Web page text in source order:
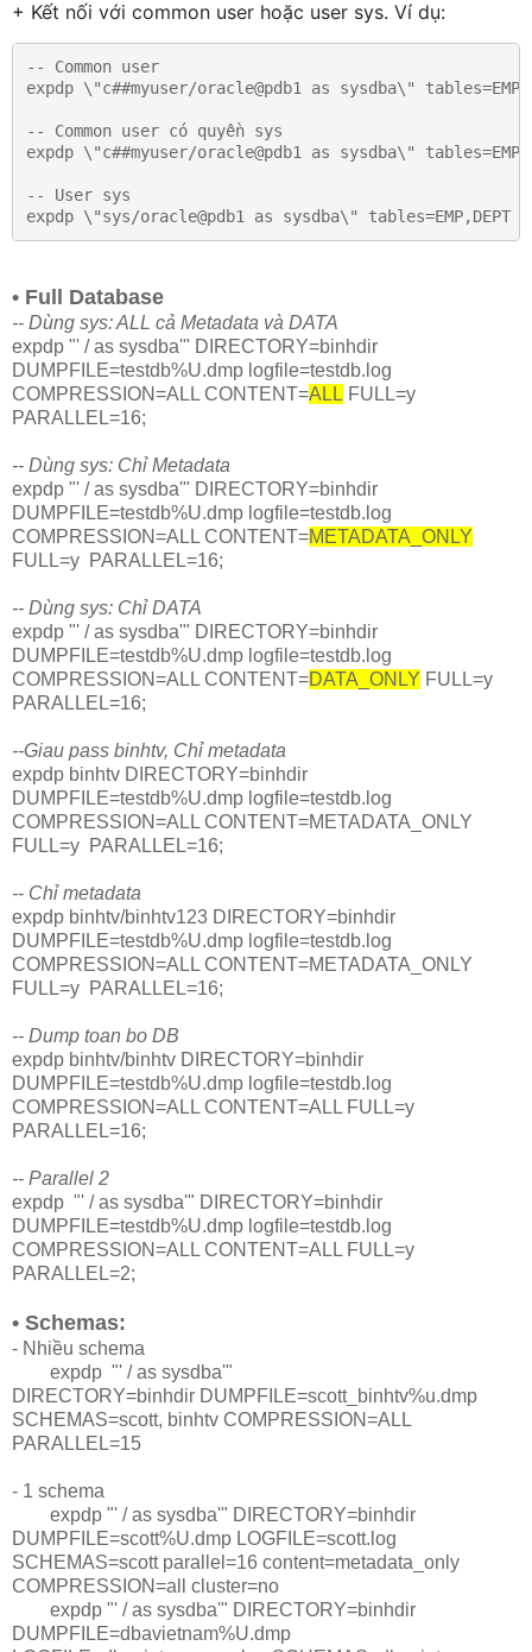
+ Kết nối với common user hoặc user sys. Ví dụ:
-- Common user
expdp \"c##myuser/oracle@pdb1 as sysdba\"
-- Common user có quyền sys
expdp \"c##myuser/oracle@pdb1 as sysdba\"
-- User sys
expdp \"sys/oracle@pdb1 as sysdba\" tables=EMP,DEPT
• Full Database
-- Dùng sys: ALL cả Metadata và DATA
expdp "' / as sysdba'" DIRECTORY=binhdir
DUMPFILE=testdb%U.dmp logfile=testdb.log
COMPRESSION=ALL CONTENT=ALL FULL=y
PARALLEL=16;
-- Dùng sys: Chỉ Metadata
expdp "' / as sysdba'" DIRECTORY=binhdir
DUMPFILE=testdb%U.dmp logfile=testdb.log
COMPRESSION=ALL CONTENT=METADATA_ONLY
FULL=y PARALLEL=16;
-- Dùng sys: Chỉ DATA
expdp "' / as sysdba'" DIRECTORY=binhdir
DUMPFILE=testdb%U.dmp logfile=testdb.log
COMPRESSION=ALL CONTENT=DATA_ONLY FULL=y
PARALLEL=16;
--Giau pass binhtv, Chỉ metadata
expdp binhtv DIRECTORY=binhdir
DUMPFILE=testdb%U.dmp logfile=testdb.log
COMPRESSION=ALL CONTENT=METADATA_ONLY
FULL=y PARALLEL=16;
-- Chỉ metadata
expdp binhtv/binhtv123 DIRECTORY=binhdir
DUMPFILE=testdb%U.dmp logfile=testdb.log
COMPRESSION=ALL CONTENT=METADATA_ONLY
FULL=y PARALLEL=16;
-- Dump toan bo DB
expdp binhtv/binhtv DIRECTORY=binhdir
DUMPFILE=testdb%U.dmp logfile=testdb.log
COMPRESSION=ALL CONTENT=ALL FULL=y
PARALLEL=16;
-- Parallel 2
expdp "' / as sysdba'" DIRECTORY=binhdir
DUMPFILE=testdb%U.dmp logfile=testdb.log
COMPRESSION=ALL CONTENT=ALL FULL=y
PARALLEL=2;
• Schemas:
- Nhiều schema
expdp "' / as sysdba'"
DIRECTORY=binhdir DUMPFILE=scott_binhtv%u.dmp
SCHEMAS=scott, binhtv COMPRESSION=ALL
PARALLEL=15
- 1 schema
expdp "' / as sysdba'" DIRECTORY=binhdir
DUMPFILE=scott%U.dmp LOGFILE=scott.log
SCHEMAS=scott parallel=16 content=metadata_only
COMPRESSION=all cluster=no
expdp "' / as sysdba'" DIRECTORY=binhdir
DUMPFILE=dbavietnam%U.dmp